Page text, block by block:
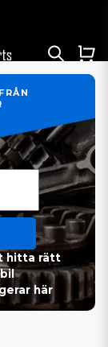
hitta rätt
här